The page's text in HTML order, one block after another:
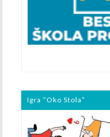
Igra “Oko Stola”